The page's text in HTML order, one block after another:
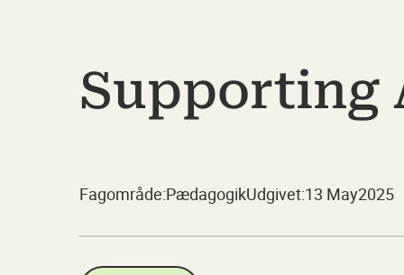
Supporting
Fagområde:PædagogikUdgivet:13 May2025